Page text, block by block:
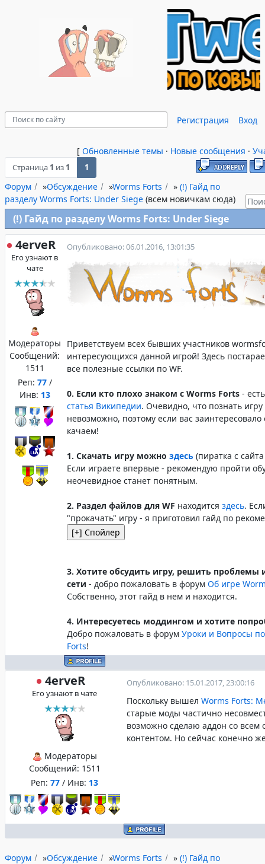
Регистрация Вход
[ Обновленные темы · Новые сообщения ·
Страница 1 из 1 1
Форум »Обсуждение »Worms Forts » (!) Гайд по
разделу Worms Forts: Under Siege (всем новичкам сюда)
(!) Гайд по разделу Worms Forts: Under Siege
4erveR
Его узнают в
чате
Модераторы
Сообщений:
1511
Реп: 77/
Инв: 13
Опубликовано: 06.01.2016, 13:01:35
Приветствуем всех бывших участников
интересующихся данной игрой! Здесь
все полезные ссылки по WF.
0. Если кто плохо знаком с Worms Forts -
статья Википедии. Очевидно, что познать
невозможно, поэтому если вас
качаем!
1. Скачать игру можно здесь (пиратка с
Если играете впервые - рекомендую пройти
неочевидное станет понятным.
2. Раздел файлов для WF находится здесь.
"прокачать" игру - я приготовил гайд по
3. Хотите обсудить игру, решить проблемы
сети - добро пожаловать в форум Об игре
Собственно, этот гайд в нем и находится.
4. Интересуетесь моддингом и хотите
Добро пожаловать в форум Уроки и Вопросы
Forts!
4erveR
Его узнают в чате
Модераторы
Сообщений: 1511
Реп: 77 / Инв: 13
Опубликовано: 15.01.2017, 23:00:16
Поскольку вышел Worms Forts:
старые моды частично
возможно сделаю аддон со всем
контентом. Но сейчас конечно
Форум »Обсуждение »Worms Forts » (!) Гайд по